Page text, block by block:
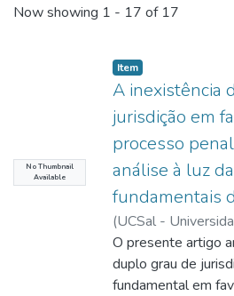
Now showing 1 - 17 of 17
No Thumbnail
Available
Item type:
Item,
A inexistência
jurisdição em
processo
análise à luz
fundamentais
(UCSal -
2026-06-14)
Santos;Pinto, José
(Orient.)
O presente artigo
duplo grau de
fundamental em